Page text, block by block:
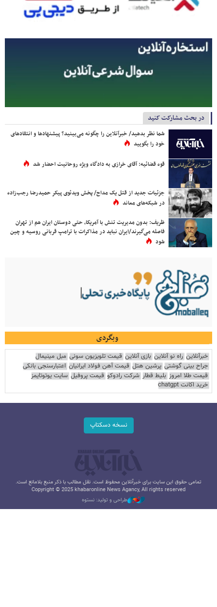
در بحث مشارکت کنید
شما نظر بدهید/ خبرآنلاین را چگونه می‌بینید؟ پیشنهادها و انتقادهای
خود را بگویید
قوه قضائیه: آقای خرازی به دادگاه ویژه روحانیت احضار شد
جزئیات جدید از قتل یک مداح/ پخش ویدئوی پیکر حمیدرضا رجب‌زاده
در شبکه‌های معاند
ظریف: بدون مدیریت تنش با آمریکا، حتی دوستان ایران هم از تهران
فاصله می‌گیرند/ایران نباید در مذاکرات با ترامپ قربانی روسیه و چین
شود
وبگردی
خبرآنلاین راه نو آنلاین بازی آنلاین قیمت تلویزیون سونی مبل مینیمال
جراح بینی گوشتی پرشین هتل قیمت آهن فولاد ایرانیان اعتبارسنجی بانکی
قیمت طلا امروز بلیط قطار شرکت رادوکو قیمت پروفیل سایت یوتوتایمز
خرید اکانت chatgpt
نسخه دسکتاپ
تمامی حقوق این سایت برای خبرآنلاین محفوظ است. نقل مطالب با ذکر منبع بلامانع است.
Copyright © 2025 khabaronline News Agancy, All rights reserved
طراحی و تولید: نستوه